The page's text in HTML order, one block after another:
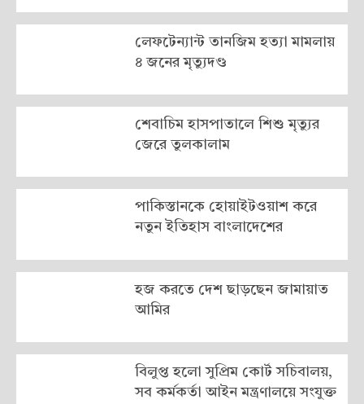
লেফটেন্যান্ট তানজিম হত্যা মামলায়
৪ জনের মৃত্যুদণ্ড
শেবাচিম হাসপাতালে শিশু মৃত্যুর
জেরে তুলকালাম
পাকিস্তানকে হোয়াইটওয়াশ করে
নতুন ইতিহাস বাংলাদেশের
হজ করতে দেশ ছাড়ছেন জামায়াত
আমির
বিলুপ্ত হলো সুপ্রিম কোর্ট সচিবালয়,
সব কর্মকর্তা আইন মন্ত্রণালয়ে সংযুক্ত